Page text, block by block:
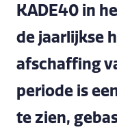
KADE40 in
de jaarlijkse
afschaffing
periode is
te zien,